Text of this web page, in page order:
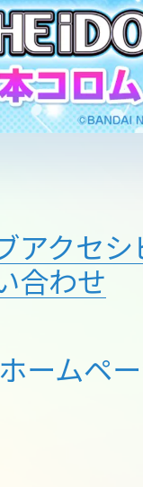
アクセ
合わせ
ームペ